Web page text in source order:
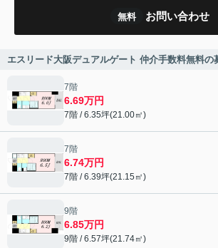
無料 お問い合わせ
エスリード大阪デュアルゲート 仲介手数料無料の
7階
6.69万円
7階 / 6.35坪(21.00㎡)
7階
6.74万円
7階 / 6.39坪(21.15㎡)
9階
6.85万円
9階 / 6.57坪(21.74㎡)